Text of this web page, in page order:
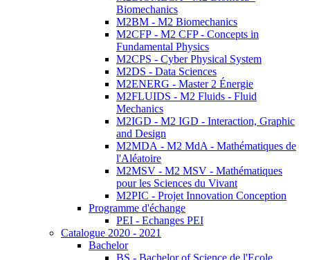
Biomechanics
M2BM - M2 Biomechanics
M2CFP - M2 CFP - Concepts in
Fundamental Physics
M2CPS - Cyber Physical System
M2DS - Data Sciences
M2ENERG - Master 2 Énergie
M2FLUIDS - M2 Fluids - Fluid
Mechanics
M2IGD - M2 IGD - Interaction, Graphic
and Design
M2MDA - M2 MdA - Mathématiques de
l'Aléatoire
M2MSV - M2 MSV - Mathématiques
pour les Sciences du Vivant
M2PIC - Projet Innovation Conception
Programme d'échange
PEI - Echanges PEI
Catalogue 2020 - 2021
Bachelor
BS - Bachelor of Science de l'Ecole